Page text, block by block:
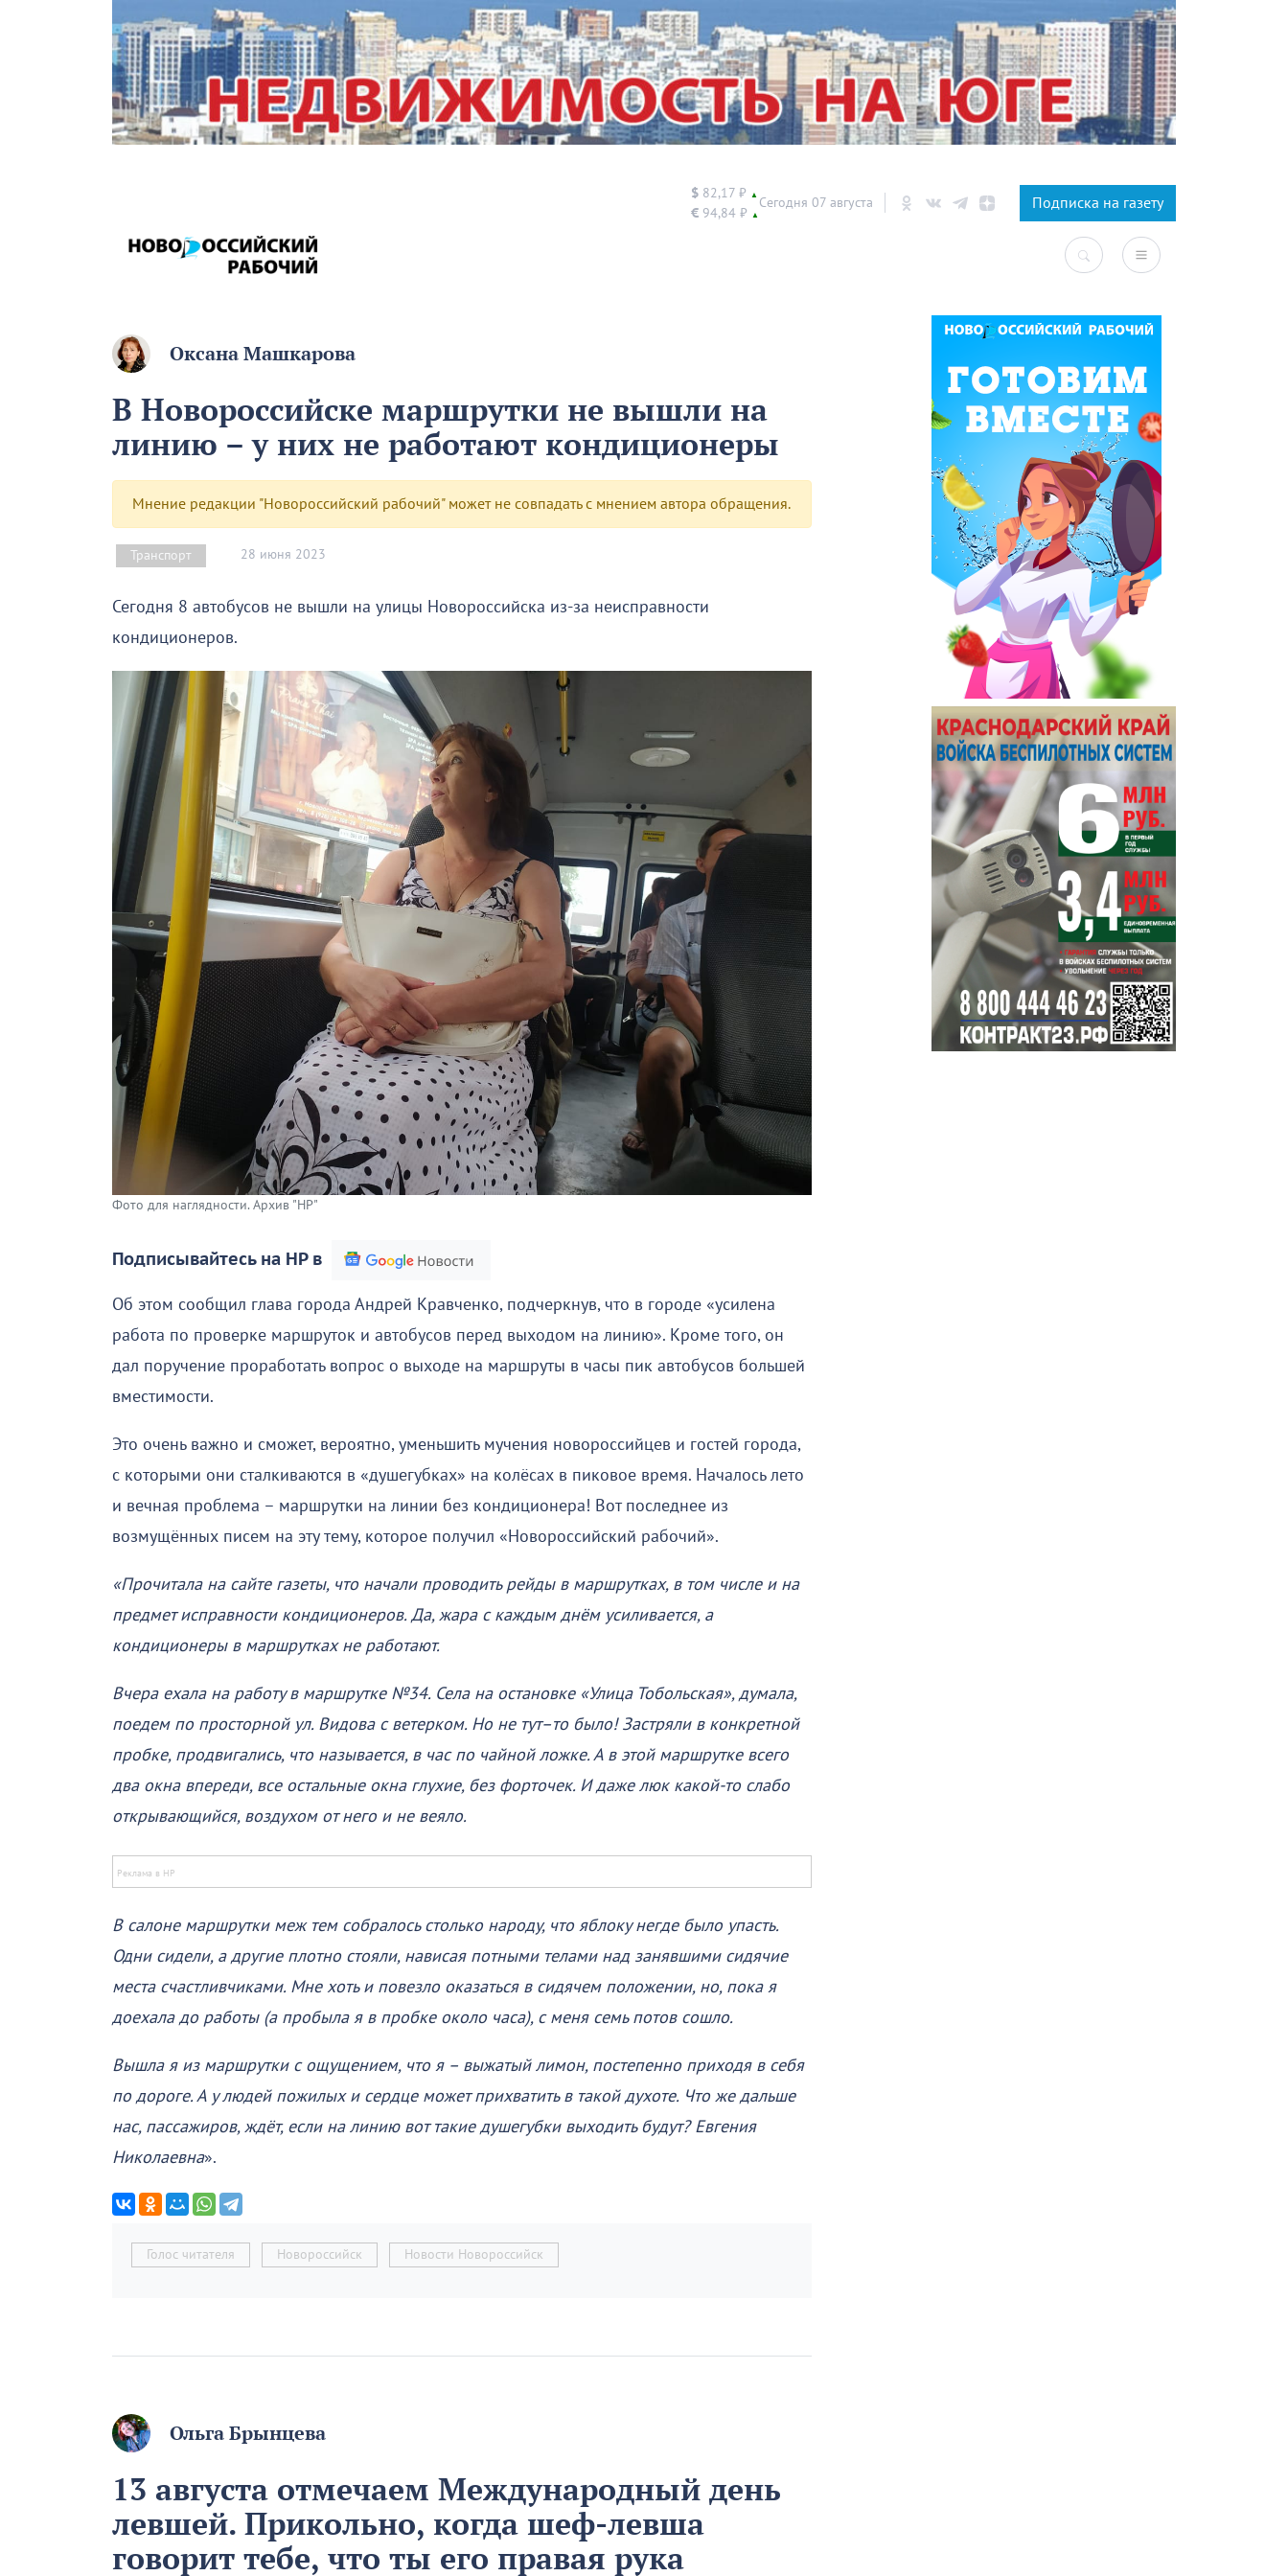
$ 82,17 ₽ ▲
€ 94,84 ₽ ▲
Сегодня 07 августа Подписка на газету
Оксана Машкарова
В Новороссийске маршрутки не вышли на
линию – у них не работают кондиционеры
Мнение редакции "Новороссийский рабочий" может не совпадать с мнением автора обращения.
Транспорт 28 июня 2023
Сегодня 8 автобусов не вышли на улицы Новороссийска из-за неисправности
кондиционеров.
Фото для наглядности. Архив "НР"
Подписывайтесь на НР в
Об этом сообщил глава города Андрей Кравченко, подчеркнув, что в городе «усилена
работа по проверке маршруток и автобусов перед выходом на линию». Кроме того, он
дал поручение проработать вопрос о выходе на маршруты в часы пик автобусов большей
вместимости.
Это очень важно и сможет, вероятно, уменьшить мучения новороссийцев и гостей города,
с которыми они сталкиваются в «душегубках» на колёсах в пиковое время. Началось лето
и вечная проблема – маршрутки на линии без кондиционера! Вот последнее из
возмущённых писем на эту тему, которое получил «Новороссийский рабочий».
«Прочитала на сайте газеты, что начали проводить рейды в маршрутках, в том числе и на
предмет исправности кондиционеров. Да, жара с каждым днём усиливается, а
кондиционеры в маршрутках не работают.
Вчера ехала на работу в маршрутке №34. Села на остановке «Улица Тобольская», думала,
поедем по просторной ул. Видова с ветерком. Но не тут–то было! Застряли в конкретной
пробке, продвигались, что называется, в час по чайной ложке. А в этой маршрутке всего
два окна впереди, все остальные окна глухие, без форточек. И даже люк какой-то слабо
открывающийся, воздухом от него и не веяло.
В салоне маршрутки меж тем собралось столько народу, что яблоку негде было упасть.
Одни сидели, а другие плотно стояли, нависая потными телами над занявшими сидячие
места счастливчиками. Мне хоть и повезло оказаться в сидячем положении, но, пока я
доехала до работы (а пробыла я в пробке около часа), с меня семь потов сошло.
Вышла я из маршрутки с ощущением, что я – выжатый лимон, постепенно приходя в себя
по дороге. А у людей пожилых и сердце может прихватить в такой духоте. Что же дальше
нас, пассажиров, ждёт, если на линию вот такие душегубки выходить будут? Евгения
Николаевна».
Голос читателя Новороссийск Новости Новороссийск
Ольга Брынцева
13 августа отмечаем Международный день
левшей. Прикольно, когда шеф-левша
говорит тебе, что ты его правая рука